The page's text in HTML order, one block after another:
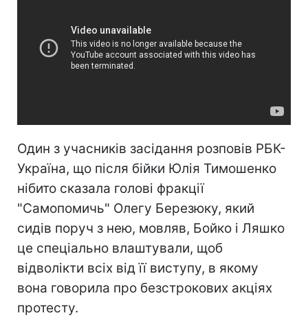
Один з учасників засідання розповів РБК-
Україна, що після бійки Юлія Тимошенко
нібито сказала голові фракції
"Самопомичь" Олегу Березюку, який
сидів поруч з нею, мовляв, Бойко і Ляшко
це спеціально влаштували, щоб
відволікти всіх від її виступу, в якому
вона говорила про безстрокових акціях
протесту.